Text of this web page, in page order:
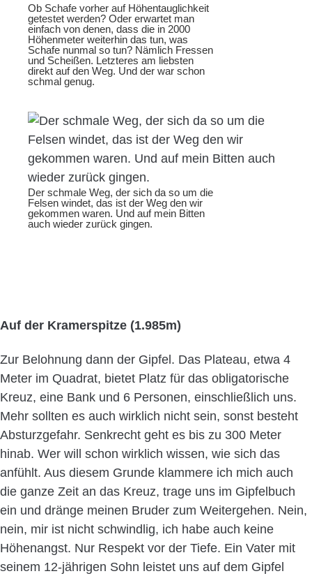
Ob Schafe vorher auf Höhentauglichkeit
getestet werden? Oder erwartet man
einfach von denen, dass die in 2000
Höhenmeter weiterhin das tun, was
Schafe nunmal so tun? Nämlich Fressen
und Scheißen. Letzteres am liebsten
direkt auf den Weg. Und der war schon
schmal genug.
Der schmale Weg, der sich da so um die
Felsen windet, das ist der Weg den wir
gekommen waren. Und auf mein Bitten
auch wieder zurück gingen.
Auf der Kramerspitze (1.985m)
Zur Belohnung dann der Gipfel. Das Plateau, etwa 4
Meter im Quadrat, bietet Platz für das obligatorische
Kreuz, eine Bank und 6 Personen, einschließlich uns.
Mehr sollten es auch wirklich nicht sein, sonst besteht
Absturzgefahr. Senkrecht geht es bis zu 300 Meter
hinab. Wer will schon wirklich wissen, wie sich das
anfühlt. Aus diesem Grunde klammere ich mich auch
die ganze Zeit an das Kreuz, trage uns im Gipfelbuch
ein und dränge meinen Bruder zum Weitergehen. Nein,
nein, mir ist nicht schwindlig, ich habe auch keine
Höhenangst. Nur Respekt vor der Tiefe. Ein Vater mit
seinem 12-jährigen Sohn leistet uns auf dem Gipfel